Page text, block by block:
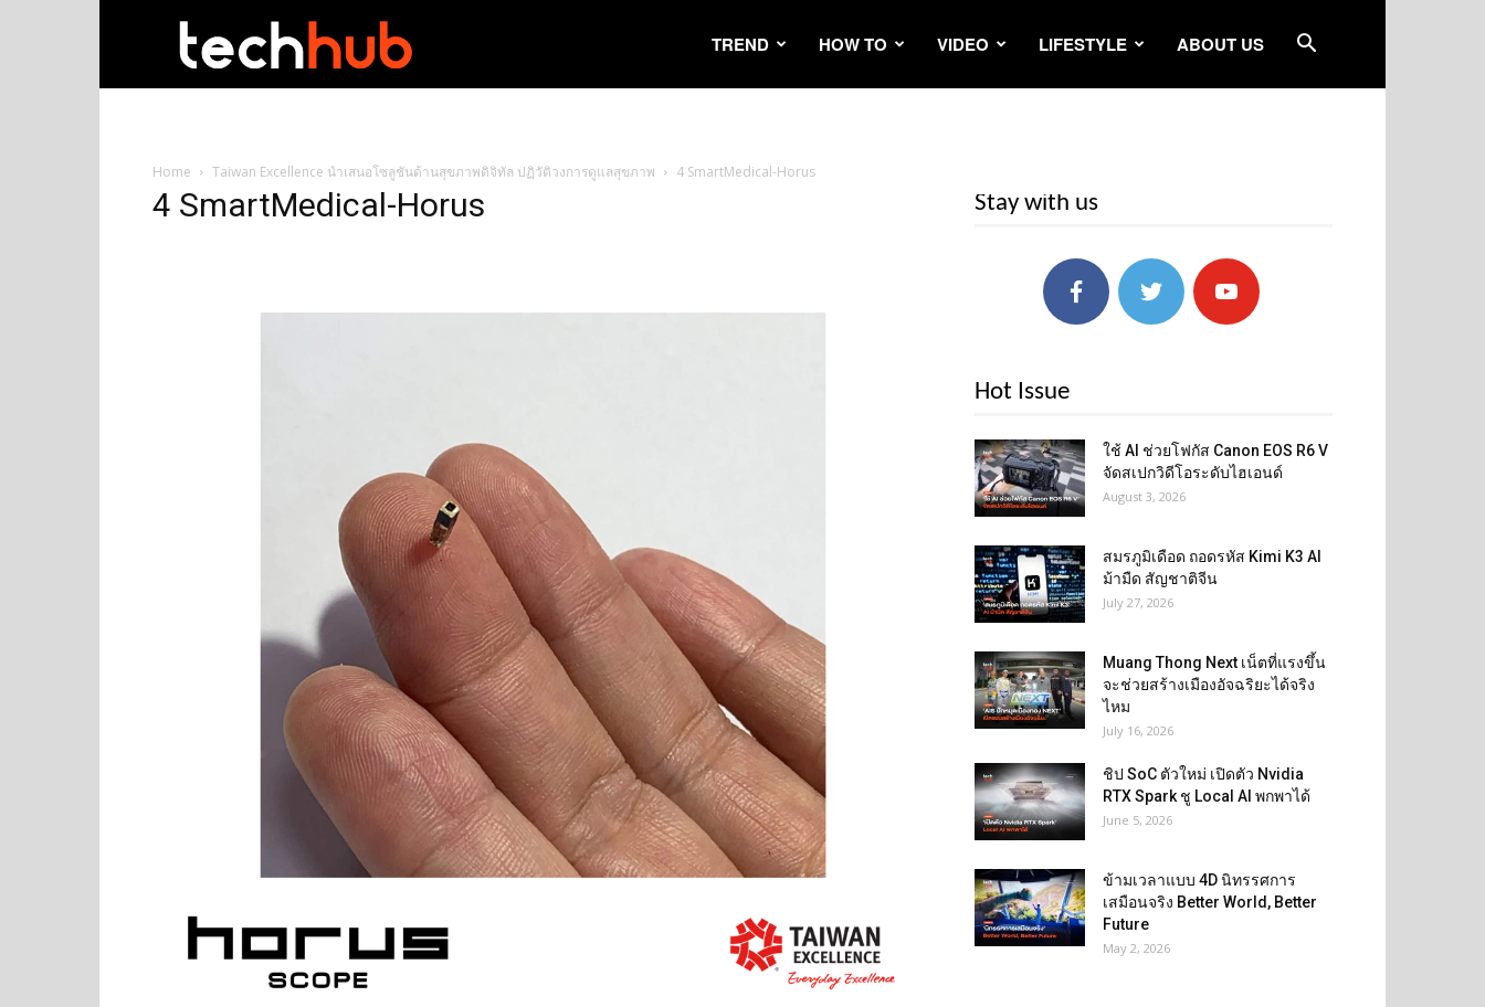
TREND HOW TO VIDEO LIFESTYLE ABOUT US
Home Taiwan Excellence นำเสนอโซลูชันด้านสุขภาพดิจิทัล ปฏิวัติวงการดูแลสุขภาพ 4 SmartMedical-Horus
4 SmartMedical-Horus Stay with us
Hot Issue
ใช้ AI ช่วยโฟกัส Canon EOS R6 V
จัดสเปกวิดีโอระดับไฮเอนด์
August 3, 2026
สมรภูมิเดือด ถอดรหัส Kimi K3 AI
ม้ามืด สัญชาติจีน
July 27, 2026
Muang Thong Next เน็ตที่แรงขึ้น
จะช่วยสร้างเมืองอัจฉริยะได้จริง
ไหม
July 16, 2026
ชิป SoC ตัวใหม่ เปิดตัว Nvidia
RTX Spark ชู Local AI พกพาได้
June 5, 2026
ข้ามเวลาแบบ 4D นิทรรศการ
เสมือนจริง Better World, Better
Future
May 2, 2026